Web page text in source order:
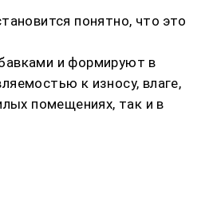
понятно, что это
и формируют в
к износу, влаге,
помещениях, так и в